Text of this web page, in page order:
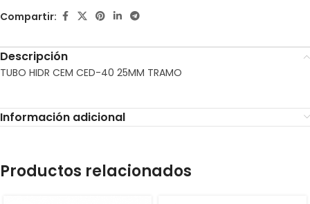
Compartir:
Descripción
TUBO HIDR CEM CED-40 25MM TRAMO
Información adicional
Productos relacionados